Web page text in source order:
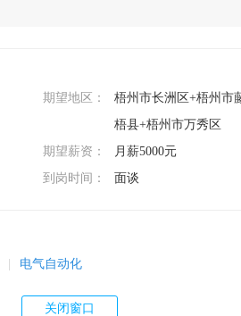
期望地区：
梧州市长洲区+梧州市
梧县+梧州市万秀区
期望薪资：
月薪5000元
到岗时间： 面谈
电气自动化